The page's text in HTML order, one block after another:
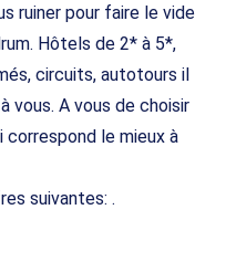
ruiner pour faire le vide
Hôtels de 2* à 5*,
circuits, autotours il
vous. A vous de choisir
correspond le mieux à
suivantes: .